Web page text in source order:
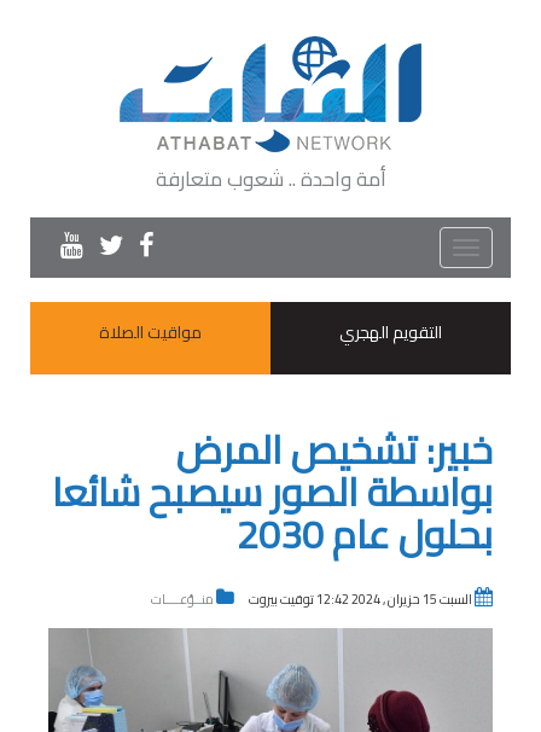
أمة واحدة .. شعوب متعارفة
Toggle
navigation
التقويم الهجري
مواقيت الصلاة
خبير: تشخيص المرض
بواسطة الصور سيصبح شائعا
بحلول عام 2030
السبت 15 حزيران , 2024 12:42 توقيت بيروت منــوّعــــات